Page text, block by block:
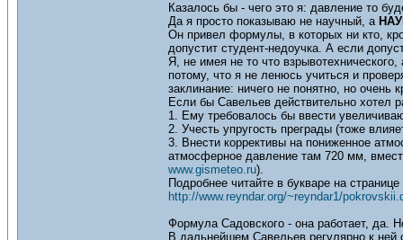
Казалось бы - чего это я: давление то
Да я просто показываю не научный, а
Он привел формулы, в которых ни кто,
допустит студент-недоучка. А если
Я, не имея не то что
потому, что я не ленюсь учиться и
заклинание: ничего не понятно, но очень
Если бы Савельев действительно хотел
1. Ему требовалось бы ввести
2. Учесть упругость преграды (тоже
3. Внести коррективы на пониженное
атмосферное давление там 720 мм,
www.gismeteo.ru).
Подробнее читайте в букваре на странице
http://www.reyndar.org/~reyndar1/
Формула Садовского - она работает, да.
В дальнейшем Савельев регулярно к ней